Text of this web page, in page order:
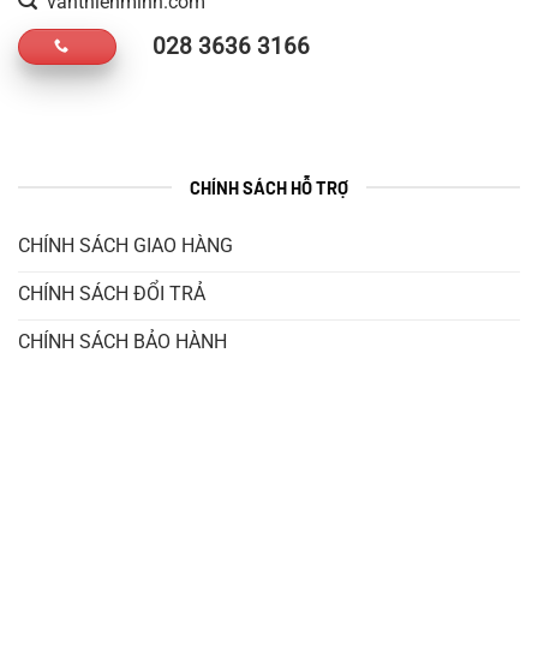
028 3636 3166
CHÍNH SÁCH HỖ TRỢ
CHÍNH SÁCH GIAO HÀNG
CHÍNH SÁCH ĐỔI TRẢ
CHÍNH SÁCH BẢO HÀNH